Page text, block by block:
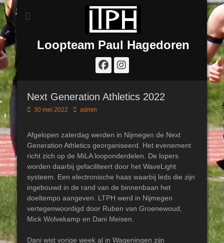
Loopteam Paul Hagedoren
Facebook
Instagram
Next Generation Athletics 2022
Geplaatst
30 mei 2022 Author
admin
Afgelopen zaterdag werden in Nijmegen de Next
Generation Athletics georganiseerd. Het evenement
richt zich op de MiLA looponderdelen. De lopers
worden daarbij gefaciliteert door het WaveLight
systeem. Een electronische haas waarbij leds die zijn
ingebouwd in de rand van de binnenbaan het
doeltempo aangeven. LTPH werd in Nijmegen
vertegenwoordigd door Ruben van Groenewoud,
Mick Wolvekamp en Dani Meisen.
Dani wist vorige week al in Wageningen zijn